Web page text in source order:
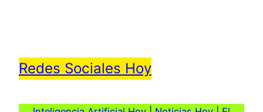
Redes Sociales Hoy